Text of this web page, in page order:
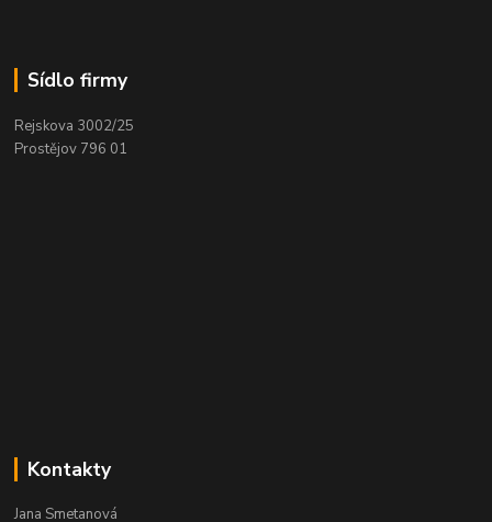
Sídlo firmy
Rejskova 3002/25
Prostějov 796 01
Kontakty
Jana Smetanová